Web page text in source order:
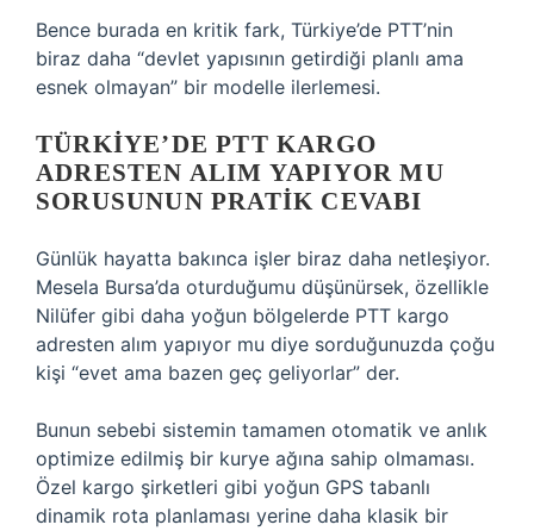
Bence burada en kritik fark, Türkiye’de PTT’nin
biraz daha “devlet yapısının getirdiği planlı ama
esnek olmayan” bir modelle ilerlemesi.
TÜRKIYE’DE PTT KARGO
ADRESTEN ALIM YAPIYOR MU
SORUSUNUN PRATIK CEVABI
Günlük hayatta bakınca işler biraz daha netleşiyor.
Mesela Bursa’da oturduğumu düşünürsek, özellikle
Nilüfer gibi daha yoğun bölgelerde PTT kargo
adresten alım yapıyor mu diye sorduğunuzda çoğu
kişi “evet ama bazen geç geliyorlar” der.
Bunun sebebi sistemin tamamen otomatik ve anlık
optimize edilmiş bir kurye ağına sahip olmaması.
Özel kargo şirketleri gibi yoğun GPS tabanlı
dinamik rota planlaması yerine daha klasik bir